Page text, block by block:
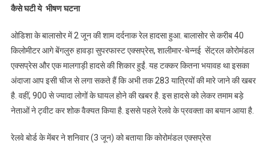
कैसे घटी ये भीषण घटना
ओडिशा के बालासोर में 2 जून की शाम दर्दनाक रेल हादसा हुआ. बालासोर से करीब 40
किलोमीटर आगे बेंगलुरु हावड़ा सुपरफास्ट एक्सप्रेस, शालीमार-चेन्नई सेंट्रल कोरोमंडल
एक्सप्रेस और एक मालगाड़ी हादसे की शिकार हुईं. यह टक्कर कितना भयावह था इसका
अंदाजा आप इसी चीज से लगा सकते हैं कि अभी तक 283 यात्रियों की मारे जाने की खबर
है. वहीं, 900 से ज्यादा लोगों के घायल होने की खबर है. इस हादसे को लेकर तमाम बड़े
नेताओं ने ट्वीट कर शोक वैक्यत किया है. इससे पहले रेलवे के प्रवक्ता का बयान आया है.
रेलवे बोर्ड के मेंबर ने शनिवार (3 जून) को बताया कि कोरोमंडल एक्सप्रेस